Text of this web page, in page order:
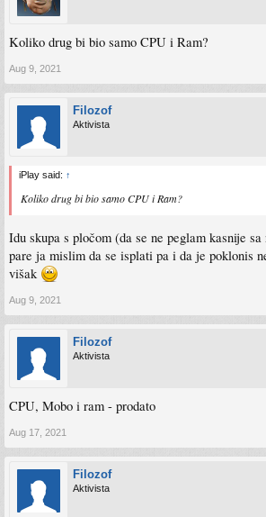
Koliko drug bi bio samo CPU i Ram?
Aug 9, 2021
Filozof
Aktivista
iPlay said: ↑
Koliko drug bi bio samo CPU i Ram?
Idu skupa s pločom (da se ne peglam kasnije
pare ja mislim da se isplati pa i da je poklonis
višak
Aug 9, 2021
Filozof
Aktivista
CPU, Mobo i ram - prodato
Aug 17, 2021
Filozof
Aktivista